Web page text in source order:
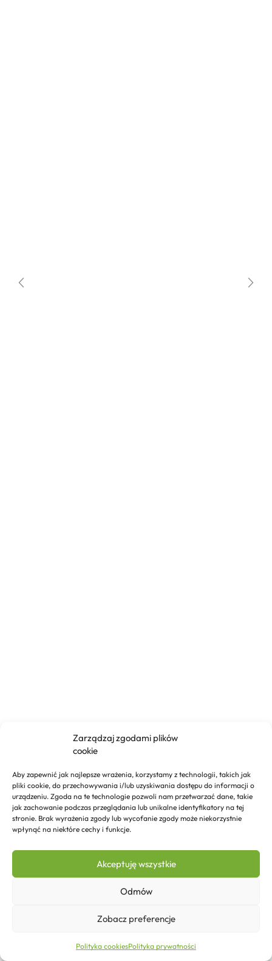
Zarządzaj zgodami plików
cookie
Aby zapewnić jak najlepsze wrażenia, korzystamy z technologii, takich jak
pliki cookie, do przechowywania i/lub uzyskiwania dostępu do informacji o
urządzeniu. Zgoda na te technologie pozwoli nam przetwarzać dane, takie
jak zachowanie podczas przeglądania lub unikalne identyfikatory na tej
stronie. Brak wyrażenia zgody lub wycofanie zgody może niekorzystnie
wpłynąć na niektóre cechy i funkcje.
Akceptuję wszystkie
Odmów
Zobacz preferencje
Polityka cookiesPolityka prywatności
Sklep Kontakt